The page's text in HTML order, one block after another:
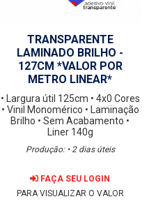
TRANSPARENTE
LAMINADO BRILHO -
127CM *VALOR POR
METRO LINEAR*
• Largura útil 125cm • 4x0 Cores
• Vinil Monomérico • Laminação
Brilho • Sem Acabamento •
Liner 140g
Produção: • 2 dias úteis
FAÇA SEU LOGIN
PARA VISUALIZAR O VALOR